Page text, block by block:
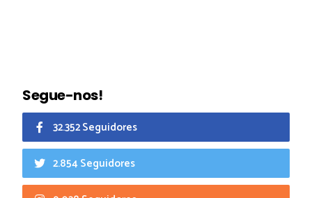
Segue-nos!
32.352 Seguidores
2.854 Seguidores